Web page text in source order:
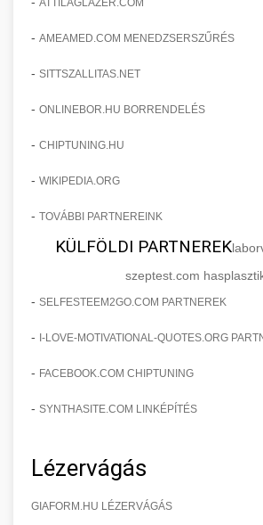
ATTILAGLAZER.COM
- AMEAMED.COM MENEDZSERSZŰRÉS
- SITTSZALLITAS.NET
- ONLINEBOR.HU BORRENDELÉS
- CHIPTUNING.HU
- WIKIPEDIA.ORG
- TOVÁBBI PARTNEREINK
KÜLFÖLDI PARTNEREK
szeptest.com
- SELFESTEEM2GO.COM PARTNEREK
- I-LOVE-MOTIVATIONAL-QUOTES.ORG
- FACEBOOK.COM CHIPTUNING
- SYNTHASITE.COM LINKÉPÍTÉS
Lézervágás
GIAFORM.HU LÉZERVÁGÁS